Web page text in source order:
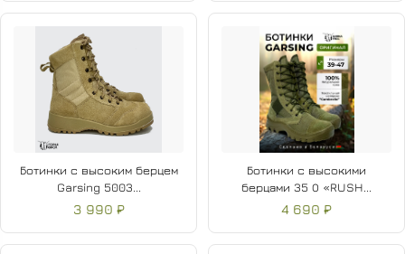
Ботинки с высоким берцем
Garsing 5003...
3 990 ₽
Ботинки с высокими
берцами 35 О «RUSH...
4 690 ₽